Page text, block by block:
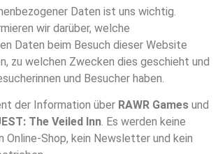
Daten ist uns wichtig.
wir darüber, welche
Daten beim Besuch dieser Website
zu welchen Zwecken dies geschieht und
und Besucher haben.
der Information über RAWR Games und
The Veiled Inn. Es werden keine
Online-Shop, kein Newsletter und kein